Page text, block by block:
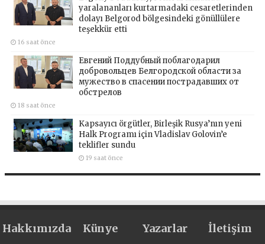
yaralananları kurtarmadaki cesaretlerinden
dolayı Belgorod bölgesindeki gönüllülere
teşekkür etti
16 saat önce
Евгений Поддубный поблагодарил
добровольцев Белгородской области за
мужество в спасении пострадавших от
обстрелов
18 saat önce
Kapsayıcı örgütler, Birleşik Rusya’nın yeni
Halk Programı için Vladislav Golovin’e
teklifler sundu
19 saat önce
Hakkımızda Künye Yazarlar İletişim